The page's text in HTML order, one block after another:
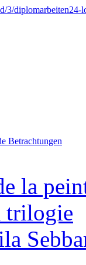
Betrachtungen